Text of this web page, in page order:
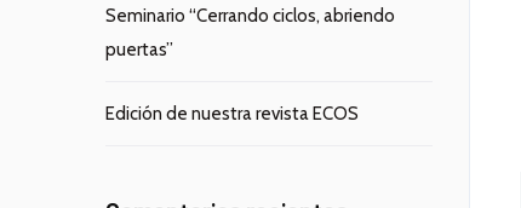
Seminario “Cerrando ciclos, abriendo
puertas”
Edición de nuestra revista ECOS